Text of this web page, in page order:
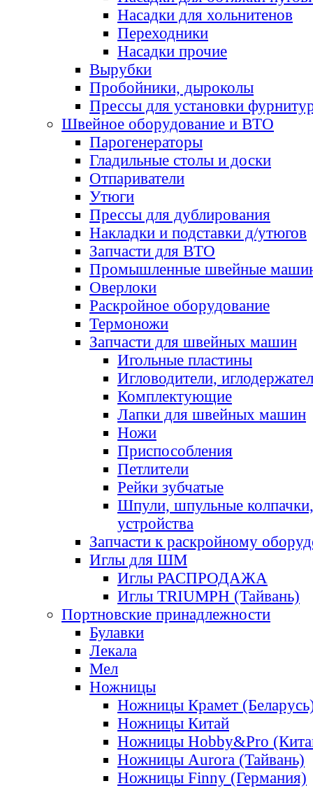
Насадки для хольнитенов
Переходники
Насадки прочие
Вырубки
Пробойники, дыроколы
Прессы для установки
Швейное оборудование и ВТО
Парогенераторы
Гладильные столы и доски
Отпариватели
Утюги
Прессы для дублирования
Накладки и подставки д/утюгов
Запчасти для ВТО
Промышленные швейные
Оверлоки
Раскройное оборудование
Термоножи
Запчасти для швейных машин
Игольные пластины
Игловодители,
Комплектующие
Лапки для швейных машин
Ножи
Приспособления
Петлители
Рейки зубчатые
Шпули, шпульные
устройства
Запчасти к раскройному
Иглы для ШМ
Иглы РАСПРОДАЖА
Иглы TRIUMPH (Тайвань)
Портновские принадлежности
Булавки
Лекала
Мел
Ножницы
Ножницы Крамет
Ножницы Китай
Ножницы Hobby&Pro
Ножницы Aurora (Тайвань)
Ножницы Finny (Германия)